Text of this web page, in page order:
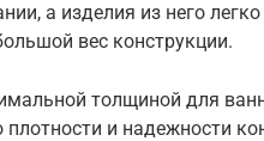
а изделия из него
вес конструкции.
толщиной для
плотности и надежности